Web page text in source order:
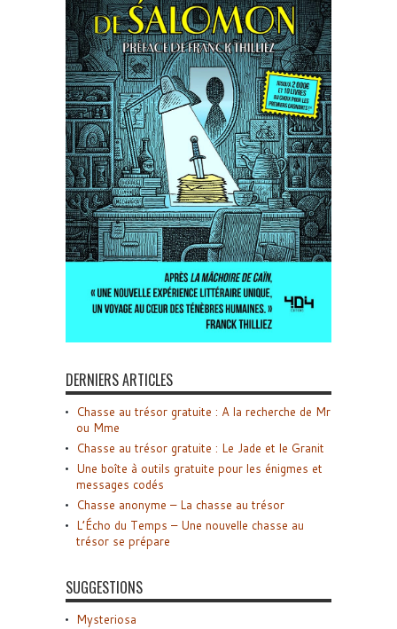
DERNIERS ARTICLES
Chasse au trésor gratuite : A la recherche de Mr
ou Mme
Chasse au trésor gratuite : Le Jade et le Granit
Une boîte à outils gratuite pour les énigmes et
messages codés
Chasse anonyme – La chasse au trésor
L’Écho du Temps – Une nouvelle chasse au
trésor se prépare
SUGGESTIONS
Mysteriosa